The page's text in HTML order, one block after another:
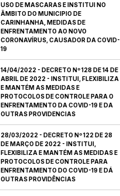
USO DE MASCARAS E INSTITUI NO
ÃMBITO DO MUNICIPIO DE
CARINHANHA, MEDIDAS DE
ENFRENTAMENTO AO NOVO
CORONAVÍRUS, CAUSADOR DA COVID-
19
14/04/2022 - DECRETO Nº 128 DE 14 DE
ABRIL DE 2022 - INSTITUI, FLEXIBILIZA
E MANTÉM AS MEDIDAS E
PROTOCOLOS DE CONTROLE PARA O
ENFRENTAMENTO DA COVID-19 E DA
OUTRAS PROVIDENCIAS
28/03/2022 - DECRETO Nº 122 DE 28
DE MARÇO DE 2022 - INSTITUI,
FLEXIBILIZA E MANTÉM AS MEDIDAS E
PROTOCOLOS DE CONTROLE PARA
ENFRENTAMENTO DO COVID-19 E DÁ
OUTRAS PROVIDÊNCIAS